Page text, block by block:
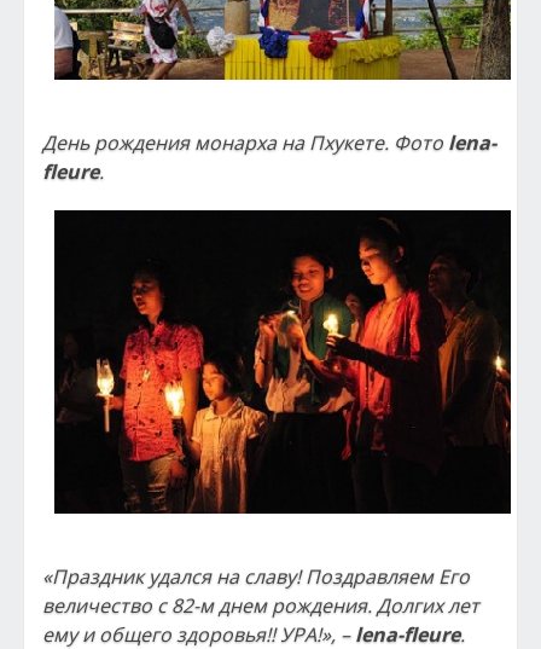
День рождения монарха на Пхукете. Фото lena-
fleure.
«Праздник удался на славу! Поздравляем Его
величество с 82-м днем рождения. Долгих лет
ему и общего здоровья!!УРА!», –lena-fleure.